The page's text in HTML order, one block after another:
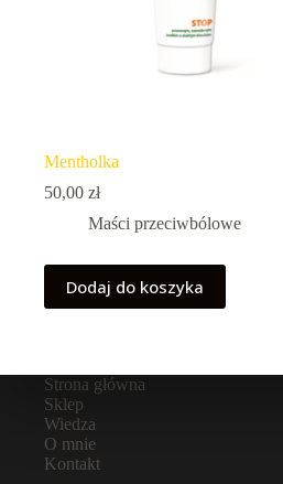
Mentholka
50,00 zł
Maści przeciwbólowe
Dodaj do koszyka
Strona główna
Sklep
Wiedza
O mnie
Kontakt